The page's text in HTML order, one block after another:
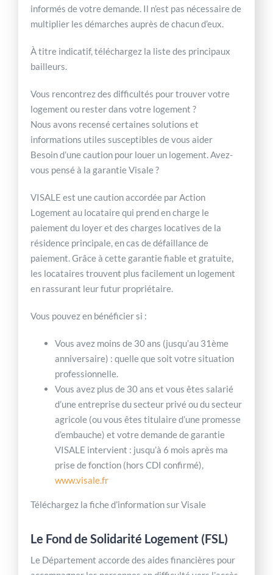
informés de votre demande. Il n’est pas nécessaire de
multiplier les démarches auprès de chacun d’eux.
À titre indicatif, téléchargez la liste des principaux
bailleurs.
Vous rencontrez des difficultés pour trouver votre
logement ou rester dans votre logement ?
Nous avons recensé certaines solutions et
informations utiles susceptibles de vous aider
Besoin d’une caution pour louer un logement. Avez-
vous pensé à la garantie Visale ?
VISALE est une caution accordée par Action
Logement au locataire qui prend en charge le
paiement du loyer et des charges locatives de la
résidence principale, en cas de défaillance de
paiement. Grâce à cette garantie fiable et gratuite,
les locataires trouvent plus facilement un logement
en rassurant leur futur propriétaire.
Vous pouvez en bénéficier si :
Vous avez moins de 30 ans (jusqu’au 31ème
anniversaire) : quelle que soit votre situation
professionnelle.
Vous avez plus de 30 ans et vous êtes salarié
d’une entreprise du secteur privé ou du secteur
agricole (ou vous êtes titulaire d’une promesse
d’embauche) et votre demande de garantie
VISALE intervient : jusqu’à 6 mois après ma
prise de fonction (hors CDI confirmé),
www.visale.fr
Téléchargez la fiche d’information sur Visale
Le Fond de Solidarité Logement (FSL)
Le Département accorde des aides financières pour